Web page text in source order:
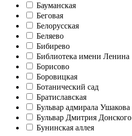
Бауманская
Беговая
Белорусская
Беляево
Бибирево
Библиотека имени Ленина
Борисово
Боровицкая
Ботанический сад
Братиславская
Бульвар адмирала Ушакова
Бульвар Дмитрия Донского
Бунинская аллея